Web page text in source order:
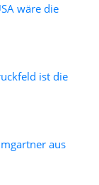
wäre die
ist die
aus